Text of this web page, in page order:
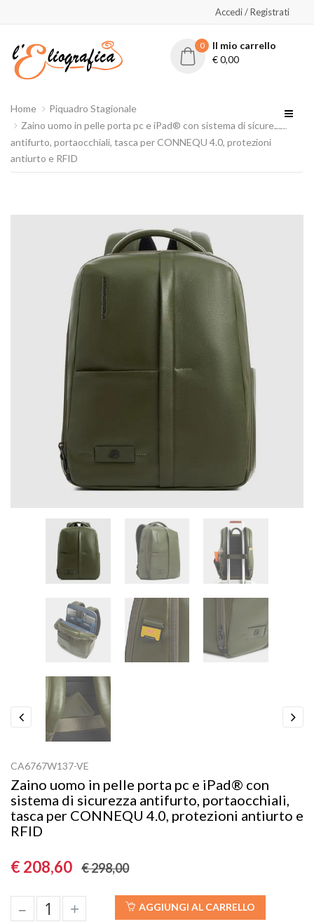
Accedi / Registrati
0
Il mio carrello
€0,00
Home
Piquadro Stagionale
Zaino uomo in pelle porta pc e iPad® con sistema di sicurezza
antifurto, portaocchiali, tasca per CONNEQU 4.0, protezioni
antiurto e RFID
Previous
CA6767W137-VE
Zaino uomo in pelle porta pc e iPad® con
sistema di sicurezza antifurto, portaocchiali,
tasca per CONNEQU 4.0, protezioni antiurto e
RFID
€ 208,60 € 298,00
– + AGGIUNGI AL CARRELLO